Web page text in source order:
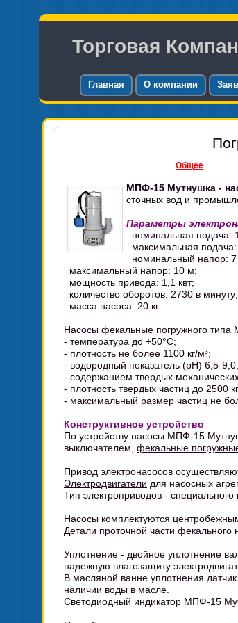
Торговая
Главная О компании
Общее
МПФ-15 Мутнушка -
сточных вод и
Параметры
номинальная подача:
максимальная
номинальный напор:
максимальный напор: 10 м;
мощность привода: 1,1 квт;
количество оборотов: 2730 в минуту;
масса насоса: 20 кг.
Насосы фекальные погружного
- температура до +50°C;
- плотность не более 1100 кг/м³;
- водородный показатель (pH) 6,5-9,0;
- содержанием твердых
- плотность твердых частиц до 2500
- максимальный размер частиц не
Конструктивное устройство
По устройству насосы МПФ-15
выключателем, фекальные
Привод электронасосов
Электродвигатели для насосных
Тип электроприводов -
Насосы комплектуются
Детали проточной части
Уплотнение - двойное уплотнение
надежную влагозащиту
В масляной ванне уплотнения
наличии воды в масле.
Светодиодный индикатор МПФ-15